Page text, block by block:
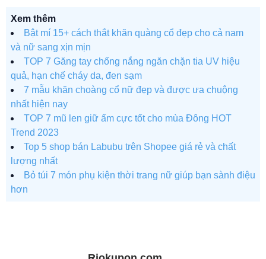
Xem thêm
Bật mí 15+ cách thắt khăn quàng cổ đẹp cho cả nam
và nữ sang xịn mịn
TOP 7 Găng tay chống nắng ngăn chặn tia UV hiệu
quả, hạn chế cháy da, đen sạm
7 mẫu khăn choàng cổ nữ đẹp và được ưa chuộng
nhất hiện nay
TOP 7 mũ len giữ ấm cực tốt cho mùa Đông HOT
Trend 2023
Top 5 shop bán Labubu trên Shopee giá rẻ và chất
lượng nhất
Bỏ túi 7 món phụ kiện thời trang nữ giúp bạn sành điệu
hơn